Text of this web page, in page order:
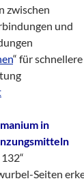
zwischen
und
“ für schnellere
in
Seiten